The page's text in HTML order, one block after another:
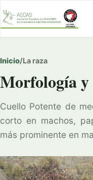
Inicio/La raza
Morfología y
Cuello Potente de
corto en machos,
más prominente en